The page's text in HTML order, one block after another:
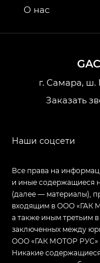
привод — GB
Джи Икс
LOUNGE
Empow —
г. Самара, ш.
Заказать
О нас
Все права на
и иные содержащиеся
(далее — материалы),
входящим в ООО «ГАК
а также иным третьим
заключенных между
ООО «ГАК МОТОР РУС»
Никакие